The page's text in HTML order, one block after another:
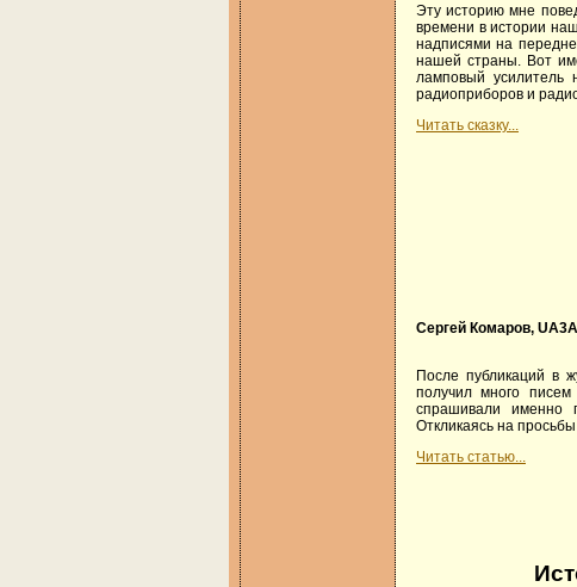
Эту историю мне
времени в истории
надписями на
нашей страны. Вот
ламповый усилитель
радиоприборов и
Читать сказку...
Сергей Комаров,
После публикаций в
получил много
спрашивали именно
Откликаясь на
Читать статью...